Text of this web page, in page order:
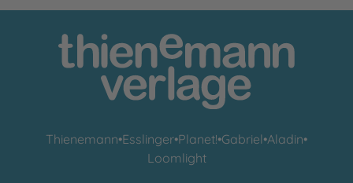
Thienemann•Esslinger•Planet!•Gabriel•Aladin•
Loomlight